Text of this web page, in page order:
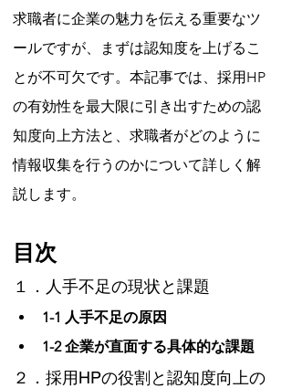
求職者に企業の魅力を伝える重要なツ
ールですが、まずは認知度を上げるこ
とが不可欠です。本記事では、採用HP
の有効性を最大限に引き出すための認
知度向上方法と、求職者がどのように
情報収集を行うのかについて詳しく解
説します。
目次
１．人手不足の現状と課題
1-1 人手不足の原因
1-2 企業が直面する具体的な課題
２．採用HPの役割と認知度向上の